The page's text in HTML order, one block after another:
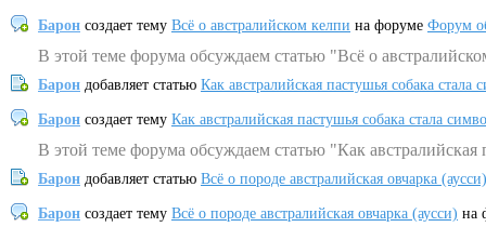
Барон создает тему Всё о австралийском келпи на форуме Форум
В этой теме форума обсуждаем статью "Всё о
Барон добавляет статью Как австралийская пастушья собака
Барон создает тему Как австралийская пастушья собака стала
В этой теме форума обсуждаем статью "Как
Барон добавляет статью Всё о породе австралийская овчарка (аусси)
Барон создает тему Всё о породе австралийская овчарка (аусси) на